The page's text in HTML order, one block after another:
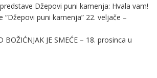
Džepovi puni kamenja: Hvala vam!
“Džepovi puni kamenja” 22. veljače –
BOŽIĆNJAK JE SMEĆE – 18. prosinca u